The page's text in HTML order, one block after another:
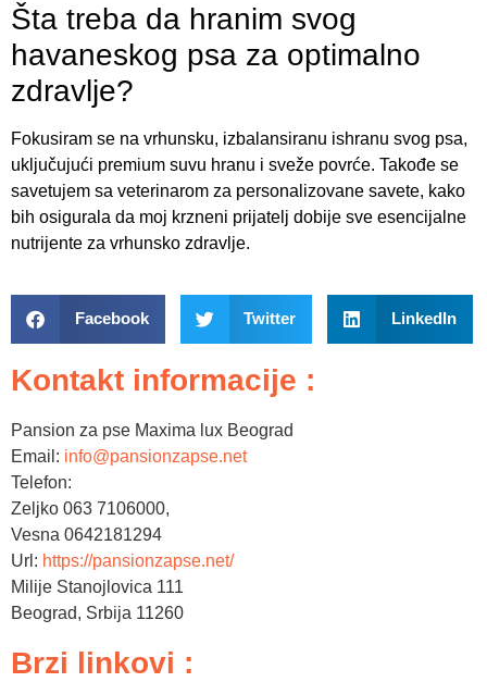
Šta treba da hranim svog
havaneskog psa za optimalno
zdravlje?
Fokusiram se na vrhunsku, izbalansiranu ishranu svog psa,
uključujući premium suvu hranu i sveže povrće. Takođe se
savetujem sa veterinarom za personalizovane savete, kako
bih osigurala da moj krzneni prijatelj dobije sve esencijalne
nutrijente za vrhunsko zdravlje.
Facebook Twitter LinkedIn
Kontakt informacije :
Pansion za pse Maxima lux Beograd
Email: info@pansionzapse.net
Telefon:
Zeljko 063 7106000,
Vesna 0642181294
Url: https://pansionzapse.net/
Milije Stanojlovica 111
Beograd, Srbija 11260
Brzi linkovi :